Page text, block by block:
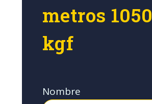
metros 1050
kgf
Nombre